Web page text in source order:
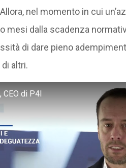
nel momento in cui
mesi dalla scadenza
di dare pieno
altri.
CEO di P4I